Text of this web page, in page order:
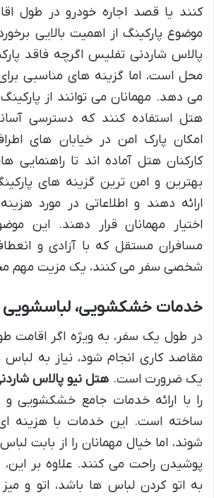
کنند یا قصد اجاره خودرو در طول
موضوع پارکینگ از اهمیت بالایی
پالاس شاردنی تفلیس اگرچه فاقد
محل است، اما گزینه های مناسبی برای
می دهد. مهمانان می توانند از
هتل استفاده کنند که دسترسی
امکان پارک امن در خیابان های
کارکنان هتل آماده اند تا راهنمایی
بهترین و امن ترین گزینه های
ارائه دهند و اطلاعاتی در مورد
اختیار مهمانان قرار دهند. این
مسافران مستقل که با آزادی و
شخصی سفر می کنند، یک مزیت مهم
خدمات خشکشویی، لباسشویی
در طول یک سفر، به ویژه اگر اقامت
مقاصد کاری انجام شود، نیاز به
یک ضرورت است. هتل نیو پالاس
را با ارائه خدمات جامع خشکشویی
ساخته است. این خدمات با هزینه
شوند، اما خیال مهمانان را از بابت
پوشیدن راحت می کنند. علاوه بر این،
به اتو کردن لباس ها باشد، اتو و